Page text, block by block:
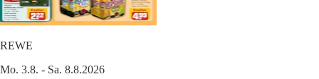
REWE
Mo. 3.8. - Sa. 8.8.2026